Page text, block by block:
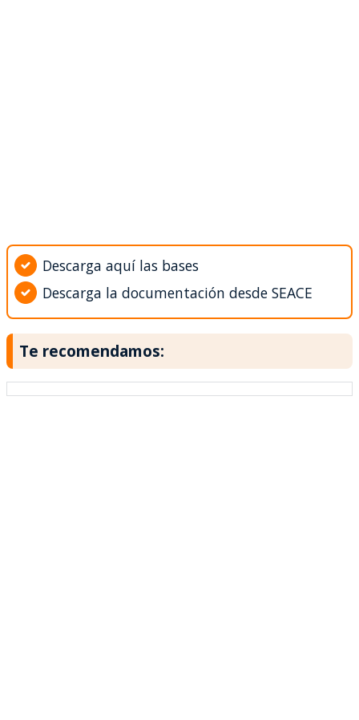
Descarga aquí las bases
Descarga la documentación desde SEACE
Te recomendamos: